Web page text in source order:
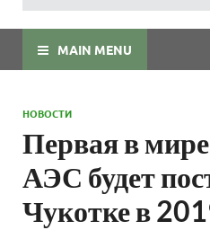
MAIN MENU
НОВОСТИ
Первая в
АЭС будет
Чукотке в